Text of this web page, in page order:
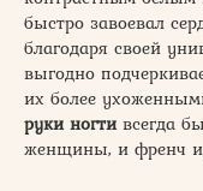
быстро завоевал
благодаря своей
выгодно
их более
руки ногтивсегда
женщины, и френч